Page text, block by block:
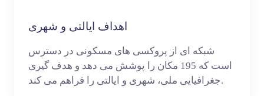
اهداف ایالتی و شهری
شبکه ای از پروکسی های مسکونی در دسترس
است که 195 مکان را پوشش می دهد و هدف گیری
جغرافیایی ملی، شهری و ایالتی را فراهم می کند.